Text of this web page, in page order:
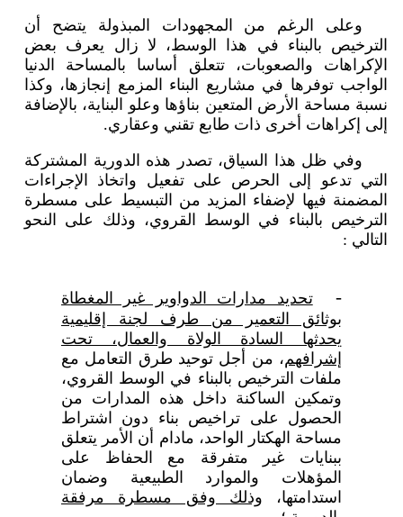
وعلى الرغم من المجهودات المبذولة يتضح أن
الترخيص بالبناء في هذا الوسط، لا زال يعرف بعض
الإكراهات والصعوبات، تتعلق أساسا بالمساحة الدنيا
الواجب توفرها في مشاريع البناء المزمع إنجازها، وكذا
نسبة مساحة الأرض المتعين بناؤها وعلو البناية، بالإضافة
إلى إكراهات أخرى ذات طابع تقني وعقاري.
وفي ظل هذا السياق، تصدر هذه الدورية المشتركة
التي تدعو إلى الحرص على تفعيل واتخاذ الإجراءات
المضمنة فيها لإضفاء المزيد من التبسيط على مسطرة
الترخيص بالبناء في الوسط القروي، وذلك على النحو
التالي :
-
تحديد مدارات الدواوير غير المغطاة
بوثائق التعمير من طرف لجنة إقليمية
يحدثها السادة الولاة والعمال، تحت
إشرافهم، من أجل توحيد طرق التعامل مع
ملفات الترخيص بالبناء في الوسط القروي،
وتمكين الساكنة داخل هذه المدارات من
الحصول على تراخيص بناء دون اشتراط
مساحة الهكتار الواحد، مادام أن الأمر يتعلق
ببنايات غير متفرقة مع الحفاظ على
المؤهلات والموارد الطبيعية وضمان
استدامتها، وذلك وفق مسطرة مرفقة